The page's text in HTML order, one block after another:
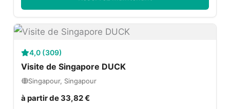
4,0 (309)
Visite de Singapore DUCK
Singapour, Singapour
à partir de 33,82 €